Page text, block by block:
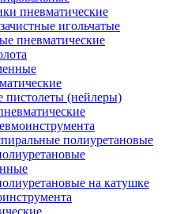
пневматические
игольчатые
пневматические
пистолеты (нейлеры)
полиуретановые
на катушке